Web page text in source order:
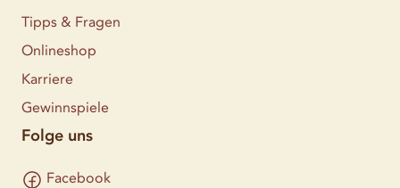
Tipps & Fragen
Onlineshop
Karriere
Gewinnspiele
Folge uns
Facebook